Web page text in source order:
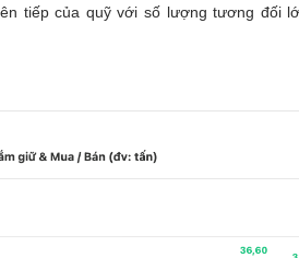
tiếp của quỹ với số lượng tương đối